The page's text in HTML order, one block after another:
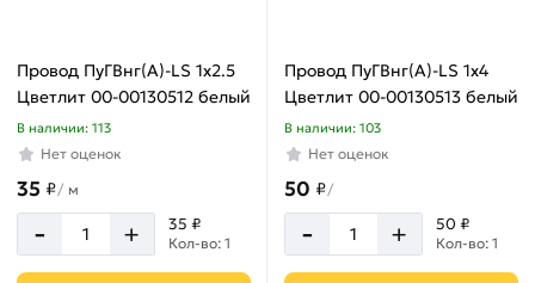
Провод ПуГВнг(А)-LS 1х2.5
Цветлит 00-00130512 белый
В наличии: 113
Нет оценок
35 ₽/ м
- + 35 ₽
Кол-во: 1
Провод ПуГВнг(А)-LS 1х4
Цветлит 00-00130513 белый
В наличии: 103
Нет оценок
50 ₽/
- + 50 ₽
Кол-во: 1